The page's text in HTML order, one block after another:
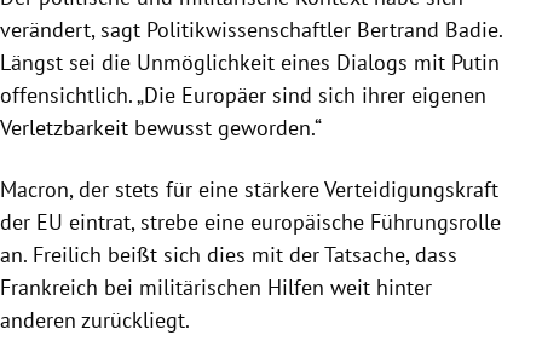
verändert, sagt Politikwissenschaftler Bertrand Badie.
Längst sei die Unmöglichkeit eines Dialogs mit Putin
offensichtlich. „Die Europäer sind sich ihrer eigenen
Verletzbarkeit bewusst geworden.“
Macron, der stets für eine stärkere Verteidigungskraft
der EU eintrat, strebe eine europäische Führungsrolle
an. Freilich beißt sich dies mit der Tatsache, dass
Frankreich bei militärischen Hilfen weit hinter
anderen zurückliegt.